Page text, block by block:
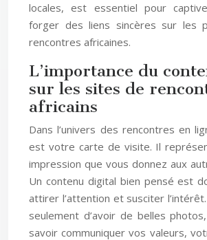
locales, est essentiel pour
forger des liens sincères sur les
rencontres africaines.
L’importance du
sur les sites de
africains
Dans l’univers des rencontres en
est votre carte de visite. Il
impression que vous donnez aux
Un contenu digital bien pensé est
attirer l’attention et susciter
seulement d’avoir de belles
savoir communiquer vos valeurs,